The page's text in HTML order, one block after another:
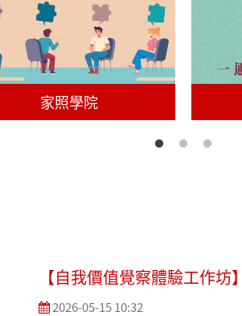
家照學院
【自我價值覺察體驗工作坊】
2026-05-15 10:32